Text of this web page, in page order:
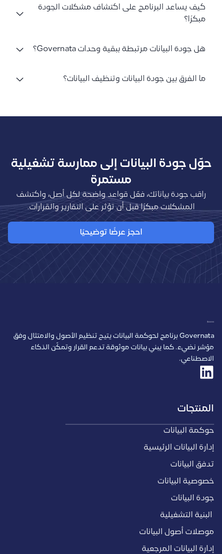
كيف يساعد البرنامج على اكتشاف مشكلات الجودة
مبكرًا؟
هل جودة البيانات مرتبطة ببقية وحدات Governata؟
ما الفرق بين جودة البيانات وتنظيف البيانات؟
حوّل جودة البيانات إلى ممارسة تشغيلية
مستمرة
راقب جودة بياناتك، فعّل قواعد واضحة لكل أصل، واكتشف
المشكلات مبكرًا قبل أن تؤثر على التقارير والقرارات.
احجز عرضًا توضيحيًا
Governata برنامج لحوكمة البيانات يتيح تنظيم الأصول والامتثال وفق
مؤشر نضيء. كما يبني بيانات موثوقة تدعم القرار وتمكّن الذكاء
الاصطناعي.
المنتجات
حوكمة البيانات
إدارة البيانات الرئيسية
تدفق البيانات
خصوصية البيانات
جودة البيانات
البنية التشغيلية
موصلات أصول البيانات
إدارة البيانات المرجعية